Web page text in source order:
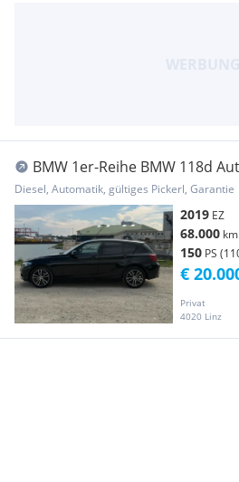
BMW 1er-Reihe BMW 118d
Diesel, Automatik, gültiges Pickerl, Garantie
2019 EZ
68.000 km
150 PS
Privat
4020 Linz
€